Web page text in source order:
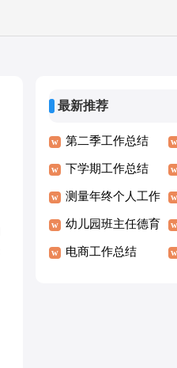
最新推荐
第二季工作总结
下学期工作总结
测量年终个人工作
总结
幼儿园班主任德育
工作总结
电商工作总结